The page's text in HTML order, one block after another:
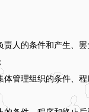
人的条件和产生、罢
管理组织的条件、程